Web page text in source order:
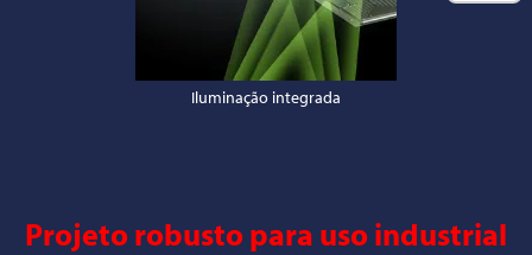
Iluminação integrada
Projeto robusto para uso industrial